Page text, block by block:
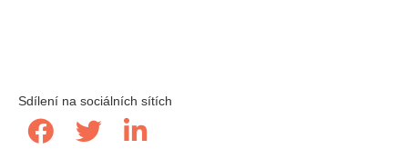
Sdílení na sociálních sítích